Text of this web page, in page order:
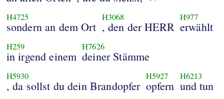
H4725
sondern an dem Ort
H3068
, den der HERR
H977
erwählt
H259
in irgend einem
H7626
deiner Stämme
H5930
, da sollst du dein Brandopfer
H5927
opfern
H6213
und tun